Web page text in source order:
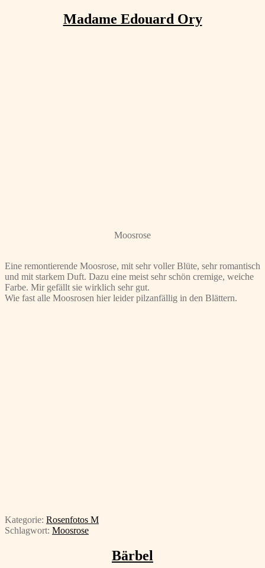
Madame Edouard Ory
Moosrose
Eine remontierende Moosrose, mit sehr voller Blüte, sehr romantisch
und mit starkem Duft. Dazu eine meist sehr schön cremige, weiche
Farbe. Mir gefällt sie wirklich sehr gut.
Wie fast alle Moosrosen hier leider pilzanfällig in den Blättern.
Kategorie: Rosenfotos M
Schlagwort: Moosrose
Bärbel